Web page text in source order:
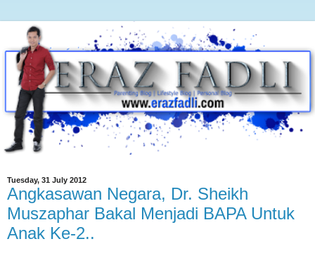
Tuesday, 31 July 2012
Angkasawan Negara, Dr. Sheikh
Muszaphar Bakal Menjadi BAPA Untuk
Anak Ke-2..